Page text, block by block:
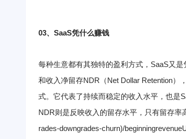
03、 SaaS凭什么赚钱
每种生意都有其独特的盈利方式，SaaS又
和收入净留存NDR（Net Dollar Retention）
式。它代表了持续而稳定的收入水平，也是
NDR则是反映收入的留存水平，只有留存率
rades-downgrades-churn)/beginningrevenue